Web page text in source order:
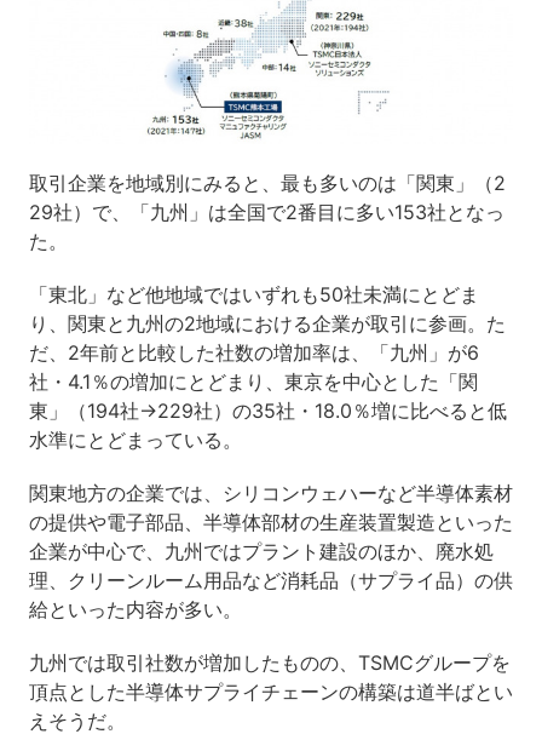
取引企業を地域別にみると、最も多いのは「関東」（2
29社）で、「九州」は全国で2番目に多い153社となっ
た。
「東北」など他地域ではいずれも50社未満にとどま
り、関東と九州の2地域における企業が取引に参画。た
だ、2年前と比較した社数の増加率は、「九州」が6
社・4.1％の増加にとどまり、東京を中心とした「関
東」（194社→229社）の35社・18.0％増に比べると低
水準にとどまっている。
関東地方の企業では、シリコンウェハーなど半導体素材
の提供や電子部品、半導体部材の生産装置製造といった
企業が中心で、九州ではプラント建設のほか、廃水処
理、クリーンルーム用品など消耗品（サプライ品）の供
給といった内容が多い。
九州では取引社数が増加したものの、TSMCグループを
頂点とした半導体サプライチェーンの構築は道半ばとい
えそうだ。